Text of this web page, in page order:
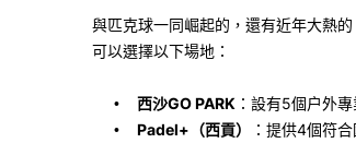
與匹克球一同崛起的，還有近年大熱
可以選擇以下場地：
• 西沙GO PARK ：設有5個户外專
• Padel+ （西貢） ：提供4個符合